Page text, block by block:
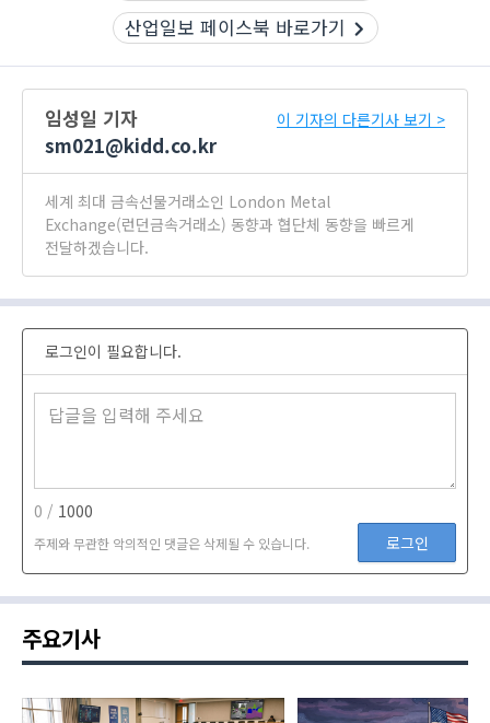
산업일보 페이스북 바로가기
임성일 기자
sm021@kidd.co.kr
이 기자의 다른기사 보기 >
세계 최대 금속선물거래소인 London Metal
Exchange(런던금속거래소) 동향과 협단체 동향을 빠르게
전달하겠습니다.
로그인이 필요합니다.
0 / 1000
주제와 무관한 악의적인 댓글은 삭제될 수 있습니다. 로그인
주요기사